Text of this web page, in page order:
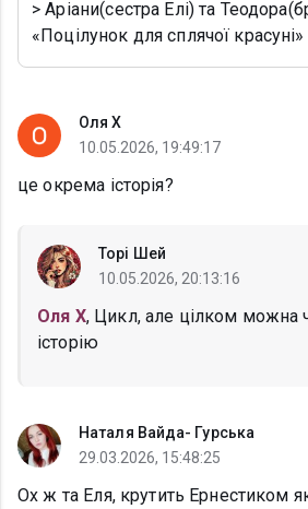
> Аріани(сестра Елі) та
«Поцілунок для сплячої
Оля Х
10.05.2026, 19:49:17
це окрема історія?
Торі Шей
10.05.2026, 20:13:16
Оля Х, Цикл, але цілком можна
історію
Наталя Вайда- Гурська
29.03.2026, 15:48:25
Ох ж та Еля, крутить Ернестиком